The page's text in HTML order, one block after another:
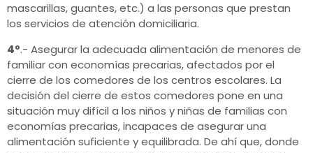
mascarillas, guantes, etc.) a las personas que prestan
los servicios de atención domiciliaria.
4º.- Asegurar la adecuada alimentación de menores de
familiar con economías precarias, afectados por el
cierre de los comedores de los centros escolares. La
decisión del cierre de estos comedores pone en una
situación muy difícil a los niños y niñas de familias con
economías precarias, incapaces de asegurar una
alimentación suficiente y equilibrada. De ahí que, donde